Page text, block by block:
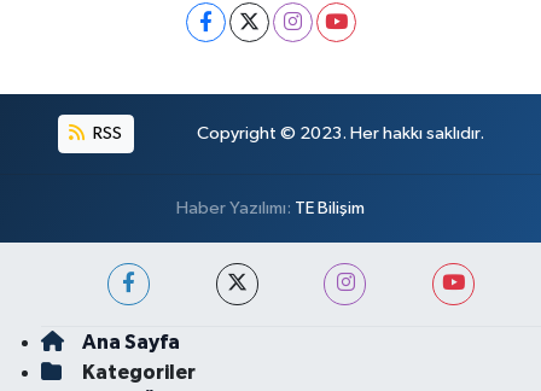
RSS Copyright © 2023. Her hakkı saklıdır.
Haber Yazılımı: TE Bilişim
Ana Sayfa
Kategoriler